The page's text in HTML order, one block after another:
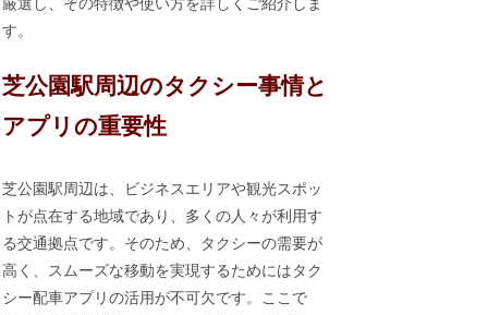
厳選し、その特徴や使い方を詳しくご紹介しま
す。
芝公園駅周辺のタクシー事情と
アプリの重要性
芝公園駅周辺は、ビジネスエリアや観光スポッ
トが点在する地域であり、多くの人々が利用す
る交通拠点です。そのため、タクシーの需要が
高く、スムーズな移動を実現するためにはタク
シー配車アプリの活用が不可欠です。ここで